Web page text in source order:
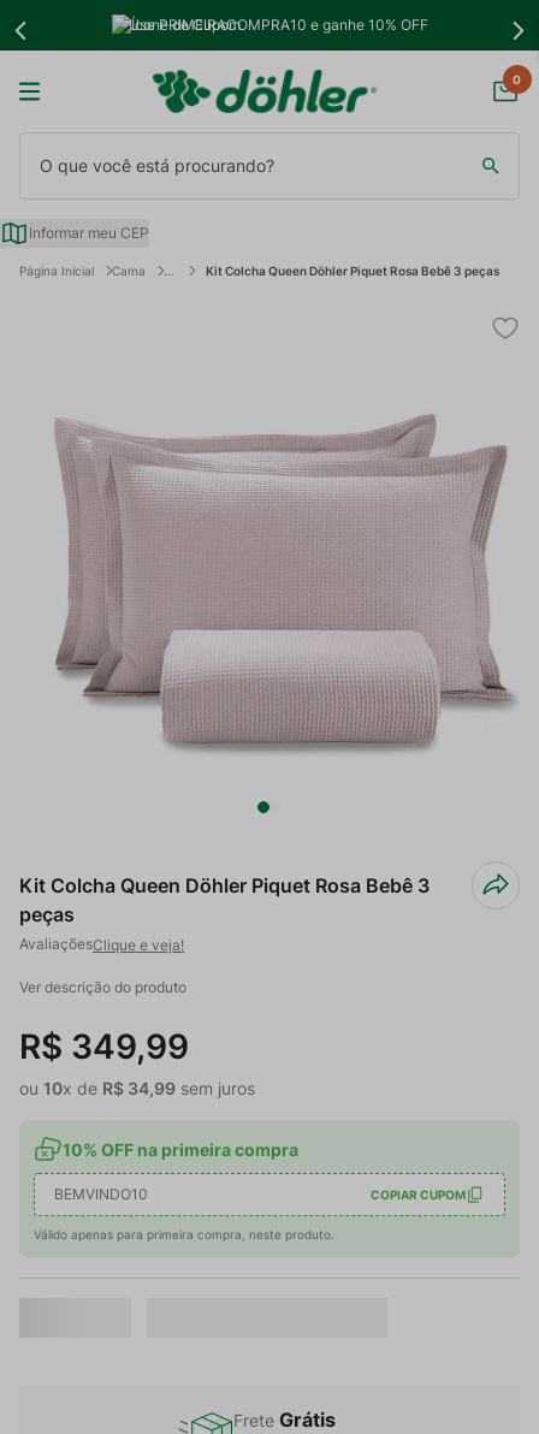
Use PRIMEIRACOMPRA10 e ganhe 10% OFF
0
Informar meu CEP
Cama Kit Colcha Queen Döhler Piquet Rosa Bebê 3 peças
Kit Colcha Queen Döhler Piquet Rosa Bebê 3
peças
Clique e veja!
Ver descrição do produto
R$ 349,99
ou 10x de R$ 34,99 sem juros
10% OFF na primeira compra
BEMVINDO10 COPIAR CUPOM
Válido apenas para primeira compra, neste produto.
Frete Grátis